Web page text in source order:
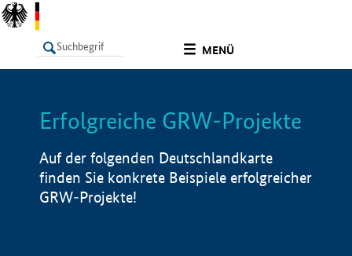
MENÜ
LISTE Info
Erfolgreiche GRW-Projekte
Auf der folgenden Deutschlandkarte
finden Sie konkrete Beispiele erfolgreicher
GRW-Projekte!